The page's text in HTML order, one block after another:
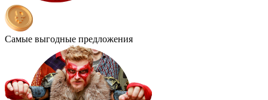
Самые выгодные предложения